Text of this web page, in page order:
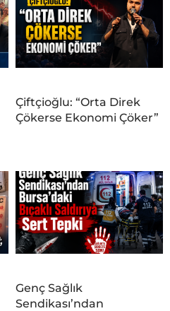
Çiftçioğlu: “Orta Direk
Çökerse Ekonomi Çöker”
Genç Sağlık
Sendikası’ndan